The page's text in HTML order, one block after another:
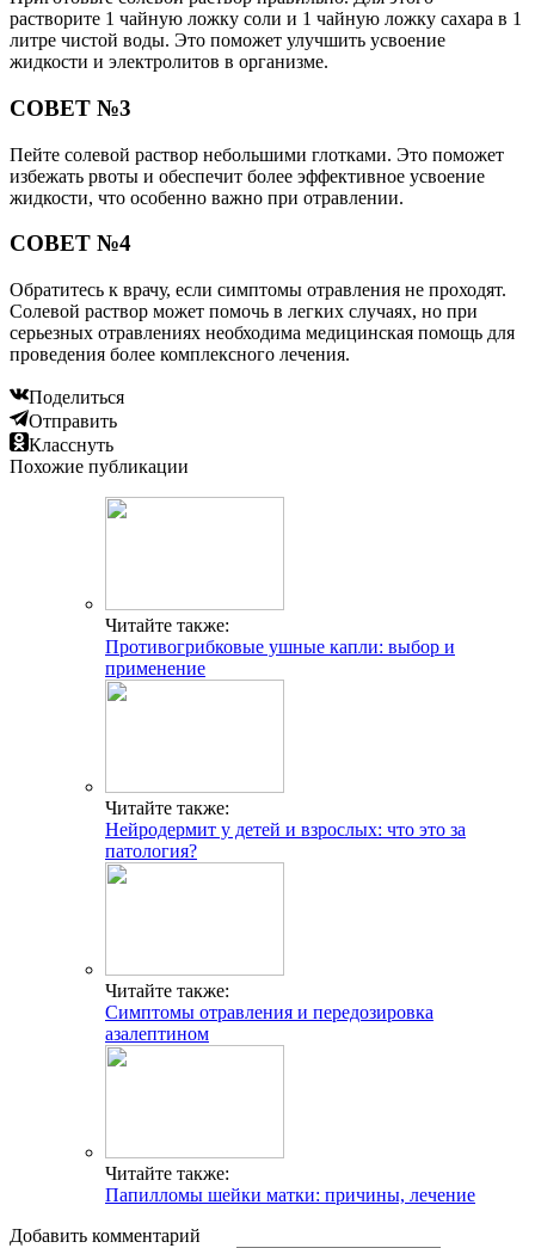
растворите 1 чайную ложку соли и 1 чайную ложку сахара в 1
литре чистой воды. Это поможет улучшить усвоение
жидкости и электролитов в организме.
СОВЕТ №3
Пейте солевой раствор небольшими глотками. Это поможет
избежать рвоты и обеспечит более эффективное усвоение
жидкости, что особенно важно при отравлении.
СОВЕТ №4
Обратитесь к врачу, если симптомы отравления не проходят.
Солевой раствор может помочь в легких случаях, но при
серьезных отравлениях необходима медицинская помощь для
проведения более комплексного лечения.
Поделиться
Отправить
Класснуть
Похожие публикации
Читайте также:
Противогрибковые ушные капли: выбор и
применение
Читайте также:
Нейродермит у детей и взрослых: что это за
патология?
Читайте также:
Симптомы отравления и передозировка
азалептином
Читайте также:
Папилломы шейки матки: причины, лечение
Добавить комментарий